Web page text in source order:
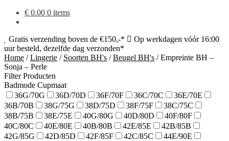
€ 0.00 0 items
Gratis verzending boven de €150,-*
Op werkdagen vóór 16:00
uur besteld, dezelfde dag verzonden*
Home /Lingerie / Soorten BH's /Beugel BH's /Empreinte BH –
Sonja – Perle
Filter Producten
Badmode Cupmaat
36G/70G
36D/70D 36F/70F 36C/70C
36E/70E
36B/70B
38G/75G 38D/75D 38F/75F
38C/75C
38B/75B
38E/75E 40G/80G 40D/80D
40F/80F
40C/80C
40E/80E 40B/80B 42E/85E
42B/85B
42G/85G
42D/85D 42F/85F 42C/85C
44E/90E